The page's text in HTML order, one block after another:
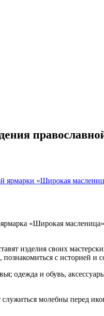
«Широкая
изделия своих
познакомиться с историей
одежда и обувь,
молебны перед